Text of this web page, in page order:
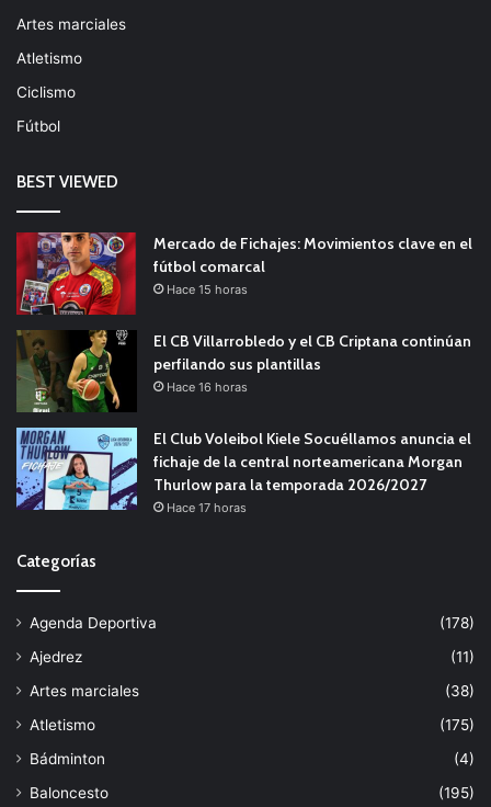
Artes marciales
Atletismo
Ciclismo
Fútbol
BEST VIEWED
Mercado de Fichajes: Movimientos clave en el
fútbol comarcal
Hace 15 horas
El CB Villarrobledo y el CB Criptana continúan
perfilando sus plantillas
Hace 16 horas
El Club Voleibol Kiele Socuéllamos anuncia el
fichaje de la central norteamericana Morgan
Thurlow para la temporada 2026/2027
Hace 17 horas
Categorías
Agenda Deportiva
(178)
Ajedrez
(11)
Artes marciales
(38)
Atletismo
(175)
Bádminton
(4)
Baloncesto
(195)